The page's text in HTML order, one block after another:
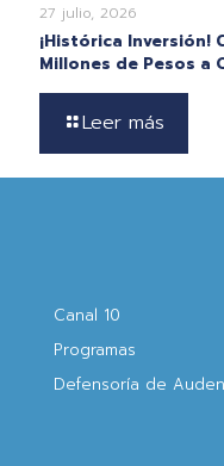
27 julio, 2026
¡Histórica Inversión!
Millones de Pesos a
Leer más
Canal 10
Programas
Defensoría de